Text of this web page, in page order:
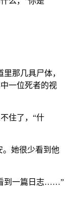
那几具尸体，
一位死者的视
住了，“什
。她很少看到他
到一篇日志……”